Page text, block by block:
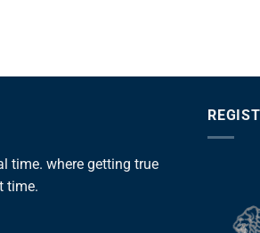
time. where getting true
time.